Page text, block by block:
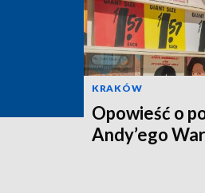
KRAKÓW
Opowieść o
Andy’ego